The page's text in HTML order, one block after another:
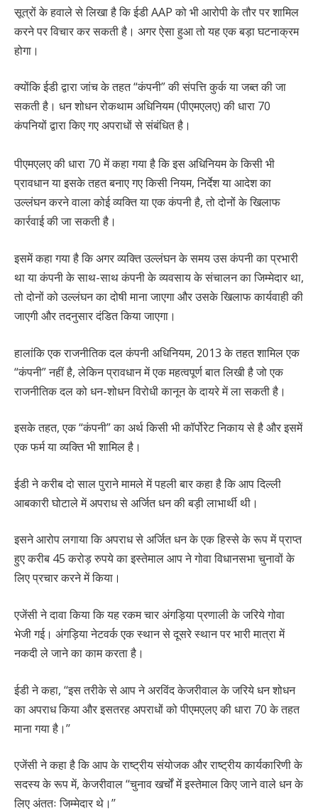
सूत्रों के हवाले से लिखा है कि ईडी AAP को भी आरोपी के तौर पर शामिल
करने पर विचार कर सकती है। अगर ऐसा हुआ तो यह एक बड़ा घटनाक्रम
होगा।
क्योंकि ईडी द्वारा जांच के तहत “कंपनी” की संपत्ति कुर्क या जब्त की जा
सकती है। धन शोधन रोकथाम अधिनियम (पीएमएलए) की धारा 70
कंपनियों द्वारा किए गए अपराधों से संबंधित है।
पीएमएलए की धारा 70 में कहा गया है कि इस अधिनियम के किसी भी
प्रावधान या इसके तहत बनाए गए किसी नियम, निर्देश या आदेश का
उल्लंघन करने वाला कोई व्यक्ति या एक कंपनी है, तो दोनों के खिलाफ
कार्रवाई की जा सकती है।
इसमें कहा गया है कि अगर व्यक्ति उल्लंघन के समय उस कंपनी का प्रभारी
था या कंपनी के साथ-साथ कंपनी के व्यवसाय के संचालन का जिम्मेदार था,
तो दोनों को उल्लंघन का दोषी माना जाएगा और उसके खिलाफ कार्यवाही की
जाएगी और तदनुसार दंडित किया जाएगा।
हालांकि एक राजनीतिक दल कंपनी अधिनियम, 2013 के तहत शामिल एक
“कंपनी” नहीं है, लेकिन प्रावधान में एक महत्वपूर्ण बात लिखी है जो एक
राजनीतिक दल को धन-शोधन विरोधी कानून के दायरे में ला सकती है।
इसके तहत, एक “कंपनी” का अर्थ किसी भी कॉर्पोरेट निकाय से है और इसमें
एक फर्म या व्यक्ति भी शामिल है।
ईडी ने करीब दो साल पुराने मामले में पहली बार कहा है कि आप दिल्ली
आबकारी घोटाले में अपराध से अर्जित धन की बड़ी लाभार्थी थी।
इसने आरोप लगाया कि अपराध से अर्जित धन के एक हिस्से के रूप में प्राप्त
हुए करीब 45 करोड़ रुपये का इस्तेमाल आप ने गोवा विधानसभा चुनावों के
लिए प्रचार करने में किया।
एजेंसी ने दावा किया कि यह रकम चार अंगड़िया प्रणाली के जरिये गोवा
भेजी गई। अंगड़िया नेटवर्क एक स्थान से दूसरे स्थान पर भारी मात्रा में
नकदी ले जाने का काम करता है।
ईडी ने कहा, ‘‘इस तरीके से आप ने अरविंद केजरीवाल के जरिये धन शोधन
का अपराध किया और इसतरह अपराधों को पीएमएलए की धारा 70 के तहत
माना गया है।’’
एजेंसी ने कहा है कि आप के राष्ट्रीय संयोजक और राष्ट्रीय कार्यकारिणी के
सदस्य के रूप में, केजरीवाल ‘‘चुनाव खर्चों में इस्तेमाल किए जाने वाले धन के
लिए अंततः जिम्मेदार थे।’’